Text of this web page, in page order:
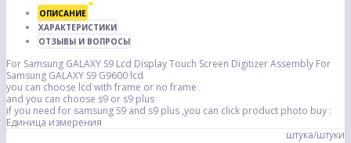
ОПИСАНИЕ
ХАРАКТЕРИСТИКИ
ОТЗЫВЫ И ВОПРОСЫ
For Samsung GALAXY S9 Lcd Display Touch Screen Digitizer Assembly For
Samsung GALAXY S9 G9600 lcd
you can choose lcd with frame or no frame
and you can choose s9 or s9 plus
if you need for samsung S9 and s9 plus ,you can click product photo buy :
Единица измерения
штука/штуки